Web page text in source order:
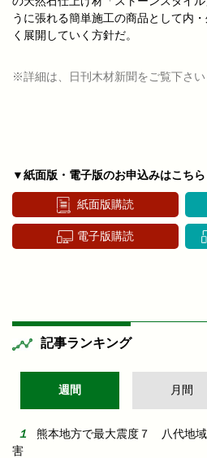
うに張れる簡単施工の商品として内
く展開していく方針だ。
※詳細は、日刊木材新聞をご覧下さい
▼紙面版・電子版のお申込みはこちら
紙面版購読
電子版購読
記事ランキング
週間 月間
熊本地方で最大震度７ 八代地
害